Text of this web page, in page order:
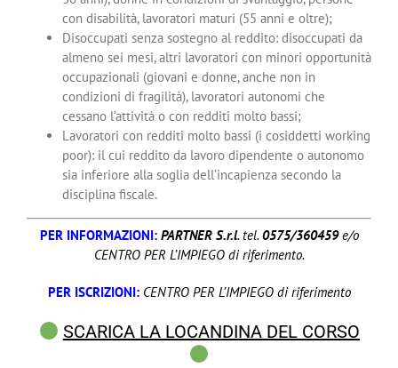
con disabilità, lavoratori maturi (55 anni e oltre);
Disoccupati senza sostegno al reddito: disoccupati da
almeno sei mesi, altri lavoratori con minori opportunità
occupazionali (giovani e donne, anche non in
condizioni di fragilità), lavoratori autonomi che
cessano l’attività o con redditi molto bassi;
Lavoratori con redditi molto bassi (i cosiddetti working
poor): il cui reddito da lavoro dipendente o autonomo
sia inferiore alla soglia dell’incapienza secondo la
disciplina fiscale.
PER INFORMAZIONI: PARTNER S.r.l. tel.0575/360459e/o
CENTRO PER L’IMPIEGO di riferimento.
PER ISCRIZIONI: CENTRO PER L’IMPIEGO di riferimento
SCARICA LA LOCANDINA DEL CORSO